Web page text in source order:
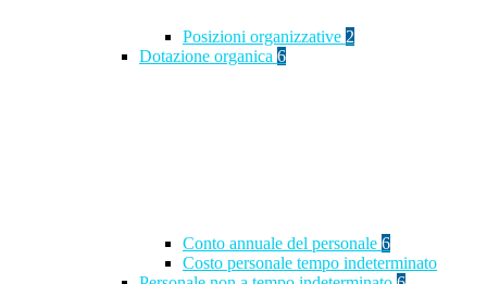
Posizioni organizzative 2
Dotazione organica 6
Conto annuale del personale 6
Costo personale tempo indeterminato